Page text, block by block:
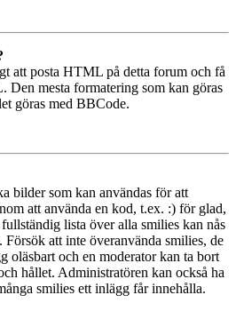
att posta HTML på detta forum och få
Den mesta formatering som kan göras
göras med BBCode.
bilder som kan användas för att
att använda en kod, t.ex. :) för glad,
lista över alla smilies kan nås
att inte överanvända smilies, de
oläsbart och en moderator kan ta bort
hållet. Administratören kan också ha
smilies ett inlägg får innehålla.